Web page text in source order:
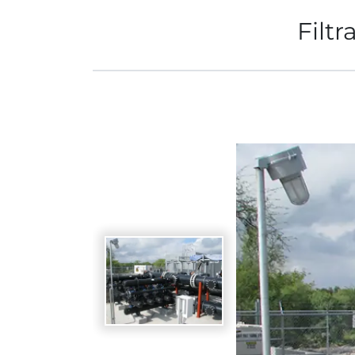
Germany
Based